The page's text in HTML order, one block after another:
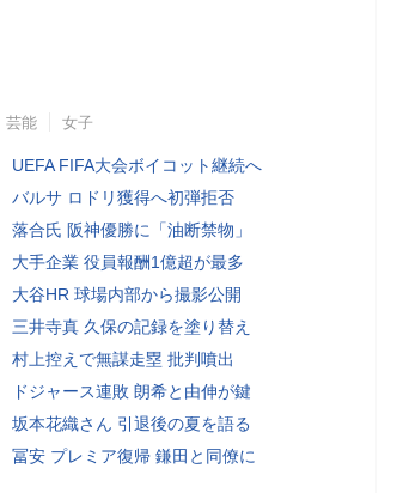
芸能 女子
UEFA FIFA大会ボイコット継続へ
バルサ ロドリ獲得へ初弾拒否
落合氏 阪神優勝に「油断禁物」
大手企業 役員報酬1億超が最多
大谷HR 球場内部から撮影公開
三井寺真 久保の記録を塗り替え
村上控えで無謀走塁 批判噴出
ドジャース連敗 朗希と由伸が鍵
坂本花織さん 引退後の夏を語る
冨安 プレミア復帰 鎌田と同僚に